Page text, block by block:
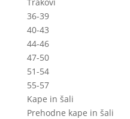
36-39
40-43
44-46
47-50
51-54
55-57
Kape in šali
Prehodne kape in šali